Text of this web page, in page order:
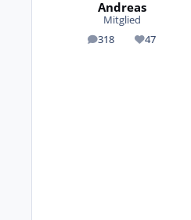
Andreas
Mitglied
318
Beiträge 47
Reputation